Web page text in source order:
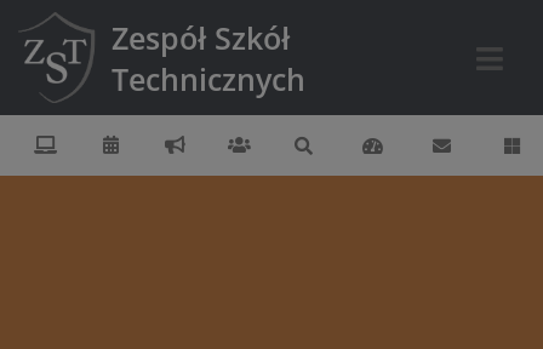
Zespół Szkół
Technicznych